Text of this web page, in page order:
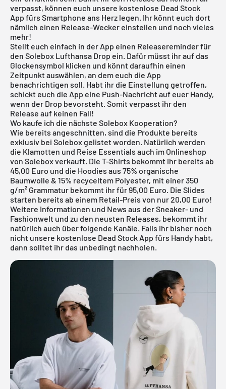
verpasst, können euch unsere kostenlose Dead Stock
App fürs Smartphone ans Herz legen. Ihr könnt euch dort
nämlich einen Release-Wecker einstellen und noch vieles
mehr!
Stellt euch einfach in der App einen Releasereminder für
den Solebox Lufthansa Drop ein. Dafür müsst ihr auf das
Glockensymbol klicken und könnt daraufhin einen
Zeitpunkt auswählen, an dem euch die App
benachrichtigen soll. Habt ihr die Einstellung getroffen,
schickt euch die App eine Push-Nachricht auf euer Handy,
wenn der Drop bevorsteht. Somit verpasst ihr den
Release auf keinen Fall!
Wo kaufe ich die nächste Solebox Kooperation?
Wie bereits angeschnitten, sind die Produkte bereits
exklusiv bei Solebox gelistet worden. Natürlich werden
die Klamotten und Reise Essentials auch im Onlineshop
von Solebox verkauft. Die T-Shirts bekommt ihr bereits ab
45,00 Euro und die Hoodies aus 75% organische
Baumwolle & 15% recyceltem Polyester, mit einer 350
g/m² Grammatur bekommt ihr für 95,00 Euro. Die Slides
starten bereits ab einem Retail-Preis von nur 20,00 Euro!
Weitere Informationen und News aus der Sneaker- und
Fashionwelt und zu den neusten Releases, bekommt ihr
natürlich auch über folgende Kanäle. Falls ihr bisher noch
nicht unsere kostenlose Dead Stock App fürs Handy habt,
dann solltet ihr das unbedingt nachholen.